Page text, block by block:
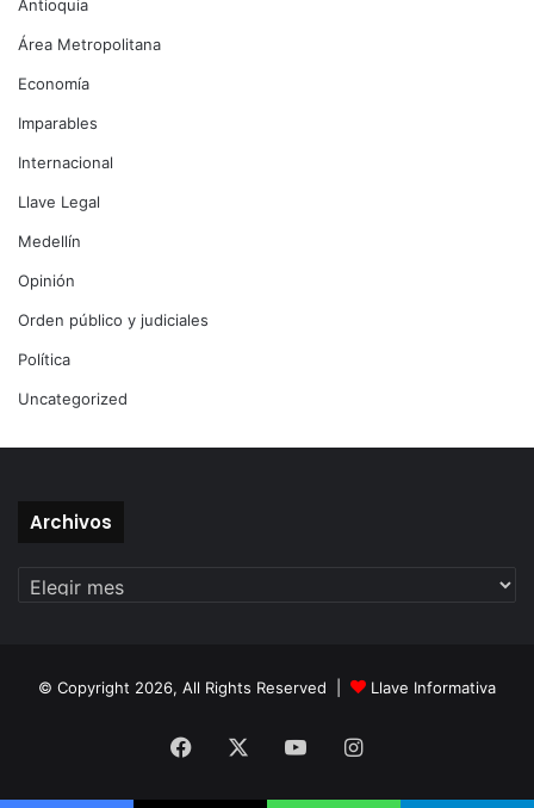
Antioquia
Área Metropolitana
Economía
Imparables
Internacional
Llave Legal
Medellín
Opinión
Orden público y judiciales
Política
Uncategorized
Archivos
© Copyright 2026, All Rights Reserved | Llave Informativa
Facebook YouTubeInstagram